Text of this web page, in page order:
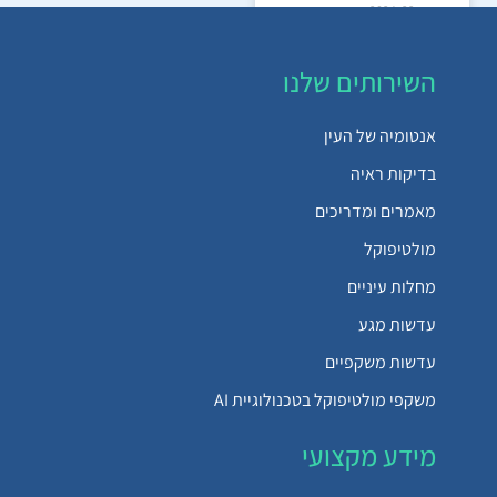
דצמבר 22, 2024
השירותים שלנו
אנטומיה של העין
בדיקות ראיה
מאמרים ומדריכים
מולטיפוקל
מחלות עיניים
עדשות מגע
עדשות משקפיים
משקפי מולטיפוקל בטכנולוגיית AI
מידע מקצועי